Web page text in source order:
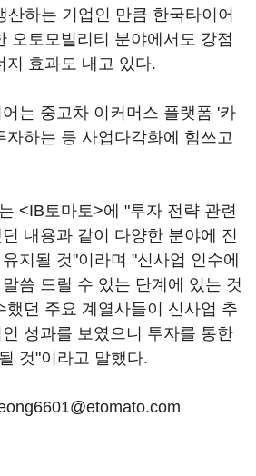
산하는 기업인 만큼 한국타이어
오토모빌리티 분야에서도 강점
지 효과도 내고 있다.
는 중고차 이커머스 플랫폼 '카
자하는 등 사업다각화에 힘쓰고
<IB토마토>에 "투자 전략 관련
내용과 같이 다양한 분야에 진
지될 것"이라며 "신사업 인수에
씀 드릴 수 있는 단계에 있는 것
했던 주요 계열사들이 신사업 추
성과를 보였으니 투자를 통한
것"이라고 말했다.